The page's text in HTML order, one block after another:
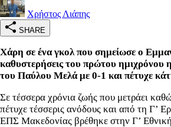
Χρήστος Λιάπης
SHARE
Χάρη σε ένα γκολ που σημείωσε ο
καθυστερήσεις του πρώτου
του Παύλου Μελά με 0-1 και πέτυχε
Σε τέσσερα χρόνια ζωής που μετράει
πέτυχε τέσσερις ανόδους και από τη Γ’
ΕΠΣ Μακεδονίας βρέθηκε στην Γ’